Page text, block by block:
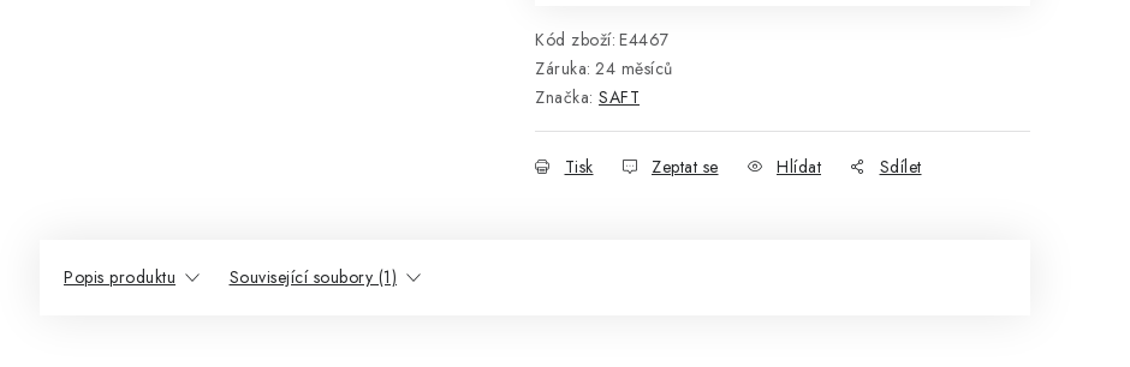
Kód zboží: E4467
Záruka: 24 měsíců
Značka: SAFT
Tisk Zeptat se Hlídat Sdílet
Popis produktu Související soubory (1)